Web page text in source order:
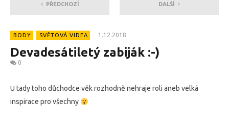
PŘEDCHOZÍ DALŠÍ
BODY SVĚTOVÁ VIDEA 1.12.2018
Devadesátiletý zabiják :-)
0
U tady toho důchodce věk rozhodně nehraje roli aneb velká
inspirace pro všechny